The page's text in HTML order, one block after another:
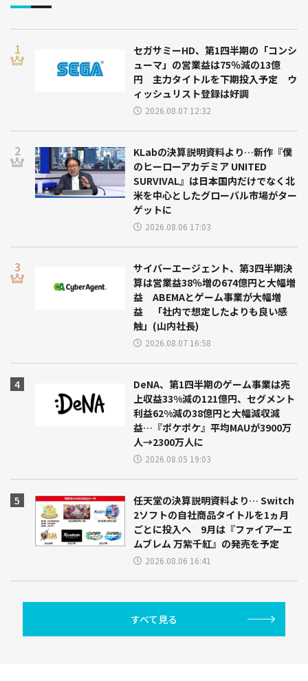
セガサミーHD、第1四半期の「コンシ
ューマ」の営業益は75％減の13億
円 主力タイトルを下期投入予定 ウ
ィッシュリスト登録は好調
2026.08.07 12:32
KLabの決算説明資料より…新作『僕
のヒーローアカデミア UNITED
SURVIVAL』は日本国内だけでなく北
米を中心としたグローバル市場がター
ゲットに
2026.08.06 17:03
サイバーエージェント、第3四半期決
算は営業益38％増の674億円と大幅増
益 ABEMAとゲーム事業が大幅増
益 「社内で想定したよりも良い感
触」(山内社長)
2026.08.07 16:58
DeNA、第1四半期のゲーム事業は売
上収益33%減の121億円、セグメント
利益62%減の38億円と大幅減収減
益…『ポケポケ』平均MAUが3900万
人→2300万人に
2026.08.05 19:03
任天堂の決算説明資料より… Switch
2ソフトの自社商品タイトルを1ヵ月
ごとに投入へ 9月は『ファイアーエ
ムブレム 万紫千紅』の発売を予定
2026.08.06 16:41
すべて見る